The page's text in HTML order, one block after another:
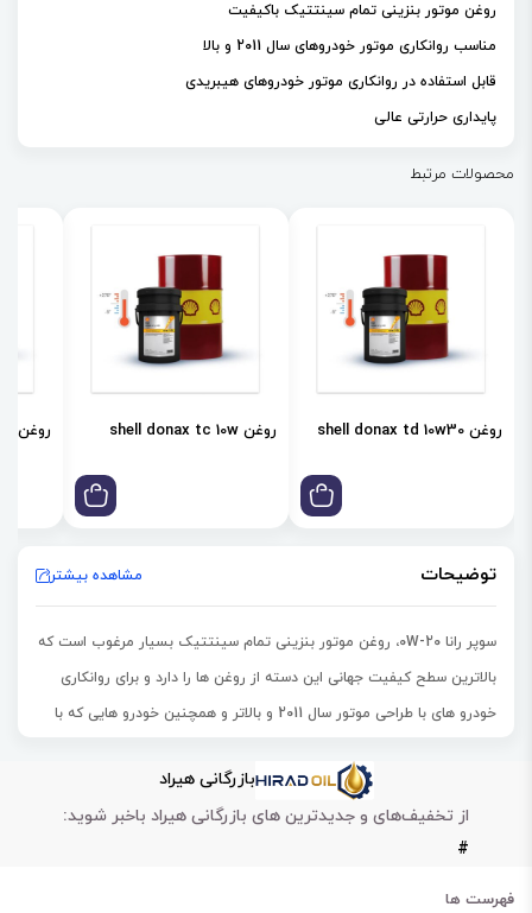
روغن موتور بنزینی تمام سینتتیک باکیفیت
مناسب روانکاری موتور خودروهای سال 2011 و بالا
قابل استفاده در روانکاری موتور خودروهای هیبریدی
پایداری حرارتی عالی
محصولات مرتبط
روغن shell donax td 10w30 روغن shell donax tc 10w روغن shell donax td 85w
توضیحات مشاهده بیشتر
سوپر رانا 0W-20، روغن موتور بنزینی تمام سینتتیک بسیار مرغوب است که
بالاترین سطح کیفیت جهانی این دسته از روغن ها را دارد و برای روانکاری
خودرو های با طراحی موتور سال 2011 و بالاتر و همچنین خودرو هایی که با
بهران سوپر رانا 0W-20، برای روانکاری موتور خودرو های هیبریدی نیز مناسب
است.
این محصول با استفاده از روغن پایه تمام سینتتیک و مواد افزودنی بسیار
مرغوب، تولید می شود.
بازرگانی هیراد
از تخفیف‌های و جدیدترین های بازرگانی هیراد باخبر شوید:
#
فهرست ها